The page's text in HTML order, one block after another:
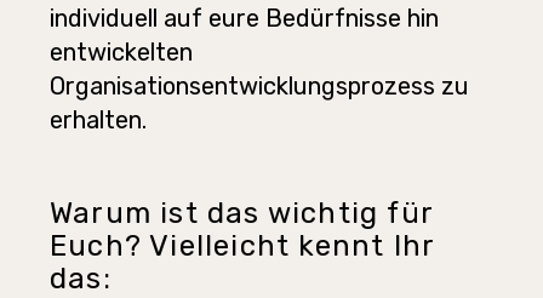
individuell auf eure Bedürfnisse hin
entwickelten
Organisationsentwicklungsprozess zu
erhalten.
Warum ist das wichtig für
Euch? Vielleicht kennt Ihr
das: